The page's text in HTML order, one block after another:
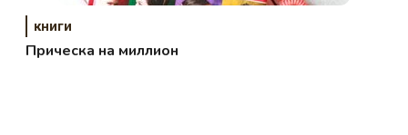
книги
Прическа на миллион